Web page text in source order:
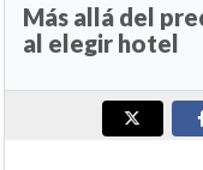
Más allá del
al elegir hotel